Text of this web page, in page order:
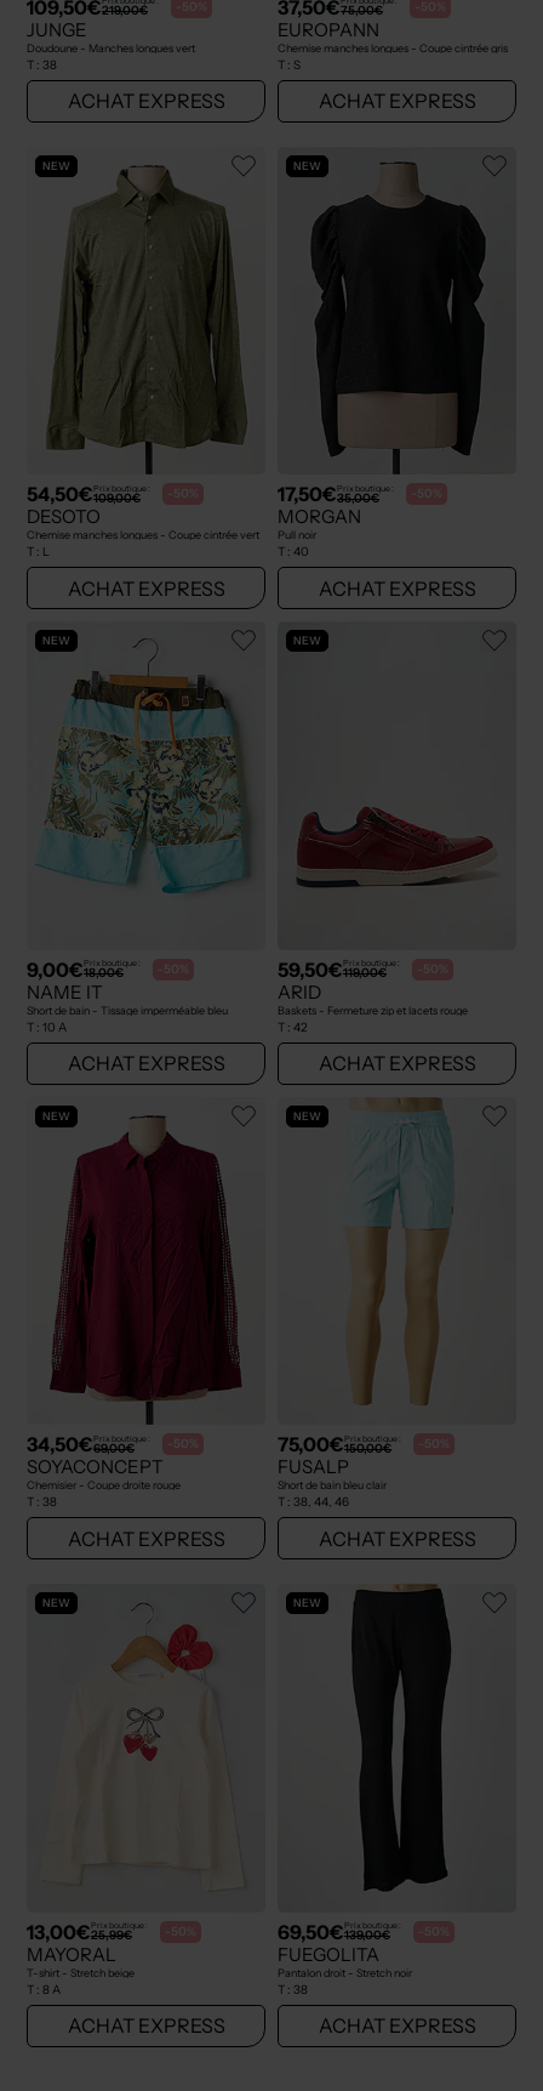
109,50€219,00€ -50%
JUNGE
Doudoune - Manches longues vert
T : 38
ACHAT EXPRESS
37,50€75,00€ -50%
EUROPANN
Chemise manches longues - Coupe cintrée gris
T : S
ACHAT EXPRESS
NEW
54,50€Prix boutique :
109,00€ -50%
DESOTO
Chemise manches longues - Coupe cintrée vert
T : L
ACHAT EXPRESS
NEW
17,50€Prix boutique :
35,00€ -50%
MORGAN
Pull noir
T : 40
ACHAT EXPRESS
NEW
9,00€Prix boutique :
18,00€ -50%
NAME IT
Short de bain - Tissage imperméable bleu
T : 10 A
ACHAT EXPRESS
NEW
59,50€Prix boutique :
119,00€ -50%
ARID
Baskets - Fermeture zip et lacets rouge
T : 42
ACHAT EXPRESS
NEW
34,50€Prix boutique :
69,00€ -50%
SOYACONCEPT
Chemisier - Coupe droite rouge
T : 38
ACHAT EXPRESS
NEW
75,00€Prix boutique :
150,00€ -50%
FUSALP
Short de bain bleu clair
T : 38, 44, 46
ACHAT EXPRESS
NEW
13,00€Prix boutique :
25,99€ -50%
MAYORAL
T-shirt - Stretch beige
T : 8 A
ACHAT EXPRESS
NEW
69,50€Prix boutique :
139,00€ -50%
FUEGOLITA
Pantalon droit - Stretch noir
T : 38
ACHAT EXPRESS